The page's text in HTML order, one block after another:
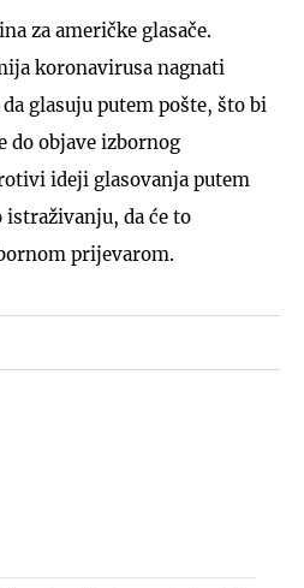
za američke glasače.
koronavirusa nagnati
glasuju putem pošte, što bi
objave izbornog
ideji glasovanja putem
da će to
prijevarom.